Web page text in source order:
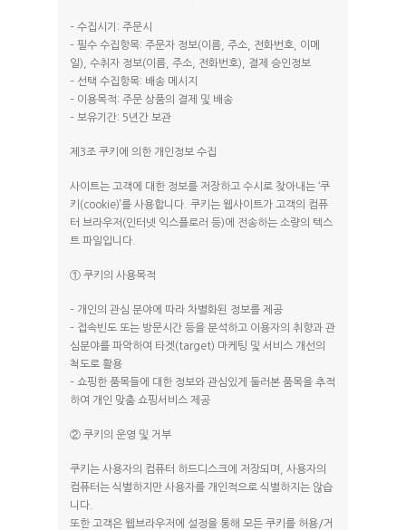
– 수집시기: 주문시
– 필수 수집항목: 주문자 정보(이름, 주소, 전화번호, 이메
일), 수취자 정보(이름, 주소, 전화번호), 결제 승인정보
– 선택 수집항목: 배송 메시지
– 이용목적: 주문 상품의 결제 및 배송
– 보유기간: 5년간 보관
제3조 쿠키에 의한 개인정보 수집
사이트는 고객에 대한 정보를 저장하고 수시로 찾아내는 ‘쿠
키(cookie)’를 사용합니다. 쿠키는 웹사이트가 고객의 컴퓨
터 브라우저(인터넷 익스플로러 등)에 전송하는 소량의 텍스
트 파일입니다.
① 쿠키의 사용목적
– 개인의 관심 분야에 따라 차별화된 정보를 제공
– 접속빈도 또는 방문시간 등을 분석하고 이용자의 취향과 관
심분야를 파악하여 타겟(target) 마케팅 및 서비스 개선의
척도로 활용
– 쇼핑한 품목들에 대한 정보와 관심있게 둘러본 품목을 추적
하여 개인 맞춤 쇼핑서비스 제공
② 쿠키의 운영 및 거부
쿠키는 사용자의 컴퓨터 하드디스크에 저장되며, 사용자의
컴퓨터는 식별하지만 사용자를 개인적으로 식별하지는 않습
니다.
또한 고객은 웹브라우저에 설정을 통해 모든 쿠키를 허용/거